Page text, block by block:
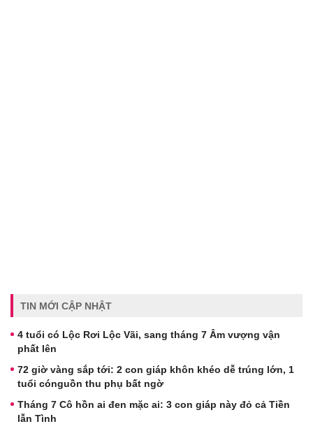
TIN MỚI CẬP NHẬT
4 tuổi có Lộc Rơi Lộc Vãi, sang tháng 7 Âm vượng vận
phất lên
72 giờ vàng sắp tới: 2 con giáp khôn khéo dễ trúng lớn, 1
tuổi cónguồn thu phụ bất ngờ
Tháng 7 Cô hồn ai đen mặc ai: 3 con giáp này đỏ cả Tiền
lẫn Tình